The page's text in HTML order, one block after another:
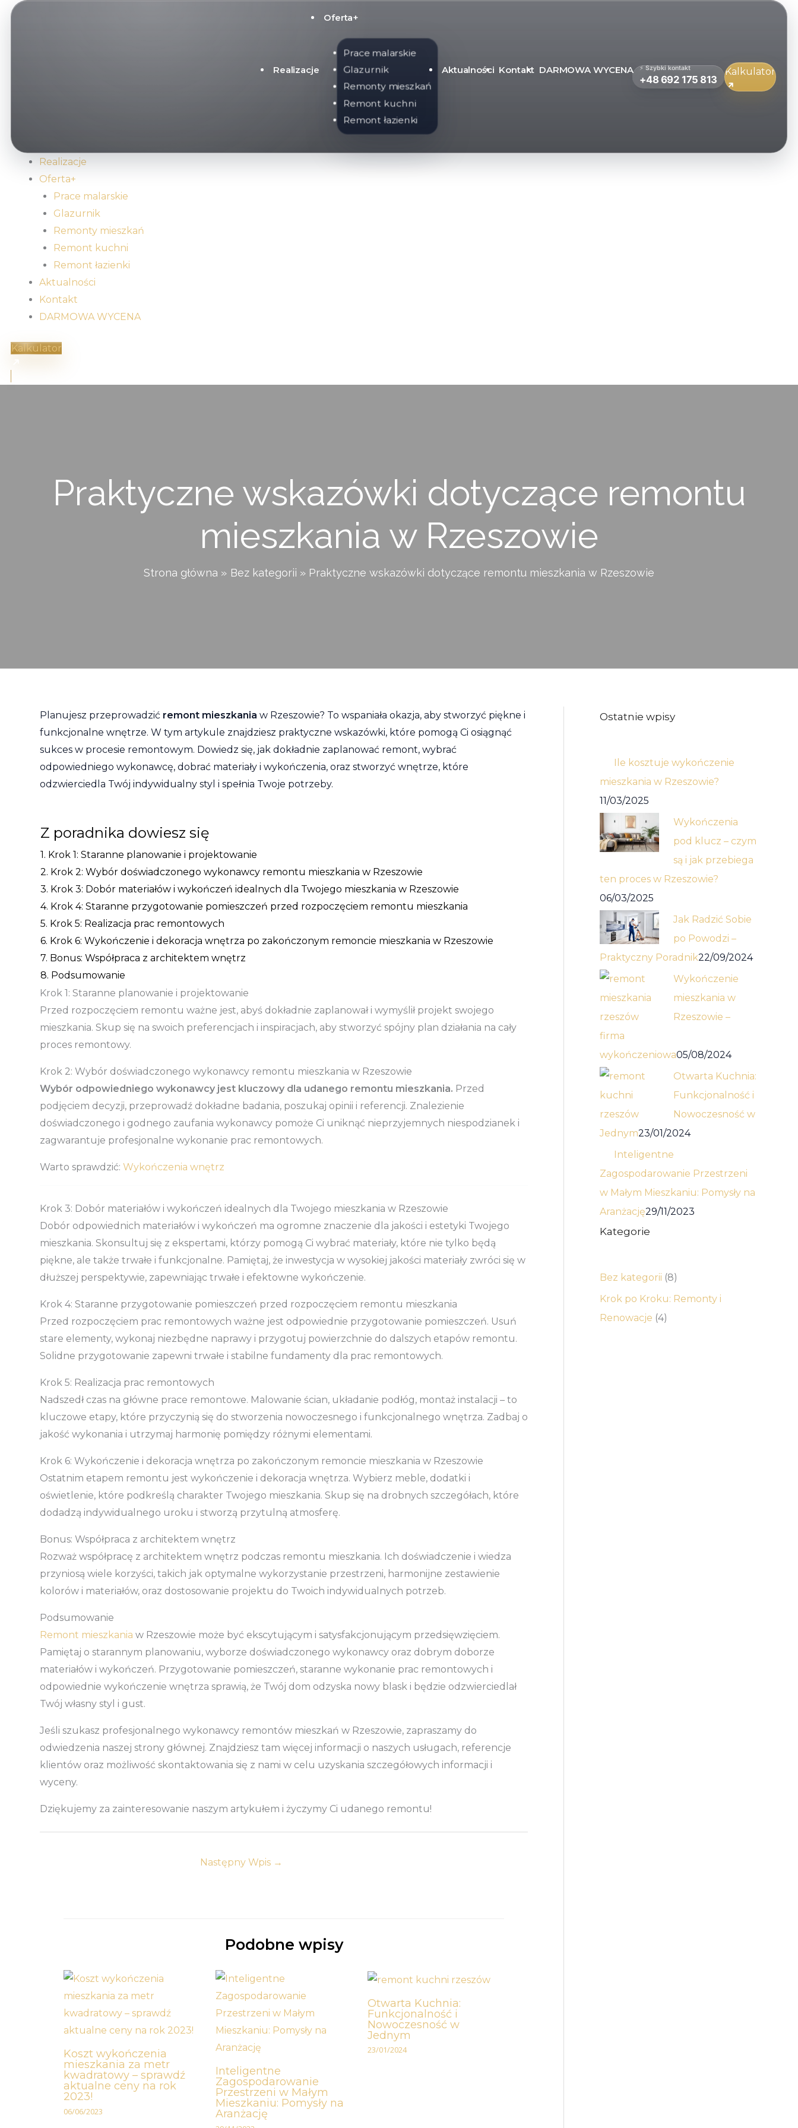
Realizacje
Oferta+
Prace malarskie
Glazurnik
Remonty mieszkań
Remont kuchni
Remont łazienki
Aktualności Kontakt DARMOWA WYCENA ⚡ Szybki kontakt
+48 692 175 813
Kalkulator
Realizacje
Oferta+
Prace malarskie
Glazurnik
Remonty mieszkań
Remont kuchni
Remont łazienki
Aktualności
Kontakt
DARMOWA WYCENA
Kalkulator
Przejdź
Praktyczne wskazówki dotyczące remontu
mieszkania w Rzeszowie
Strona główna Bez kategorii Praktyczne wskazówki dotyczące remontu mieszkania w Rzeszowie
Planujesz przeprowadzić remont mieszkania w Rzeszowie? To wspaniała okazja, aby stworzyć piękne i
funkcjonalne wnętrze. W tym artykule znajdziesz praktyczne wskazówki, które pomogą Ci osiągnąć
sukces w procesie remontowym. Dowiedz się, jak dokładnie zaplanować remont, wybrać
odpowiedniego wykonawcę, dobrać materiały i wykończenia, oraz stworzyć wnętrze, które
odzwierciedla Twój indywidualny styl i spełnia Twoje potrzeby.
Z poradnika dowiesz się
1. Krok 1: Staranne planowanie i projektowanie
2. Krok 2: Wybór doświadczonego wykonawcy remontu mieszkania w Rzeszowie
3. Krok 3: Dobór materiałów i wykończeń idealnych dla Twojego mieszkania w Rzeszowie
4. Krok 4: Staranne przygotowanie pomieszczeń przed rozpoczęciem remontu mieszkania
5. Krok 5: Realizacja prac remontowych
6. Krok 6: Wykończenie i dekoracja wnętrza po zakończonym remoncie mieszkania w Rzeszowie
7. Bonus: Współpraca z architektem wnętrz
8. Podsumowanie
Krok 1: Staranne planowanie i projektowanie
Przed rozpoczęciem remontu ważne jest, abyś dokładnie zaplanował i wymyślił projekt swojego
mieszkania. Skup się na swoich preferencjach i inspiracjach, aby stworzyć spójny plan działania na cały
proces remontowy.
Krok 2: Wybór doświadczonego wykonawcy remontu mieszkania w Rzeszowie
Wybór odpowiedniego wykonawcy jest kluczowy dla udanego remontu mieszkania. Przed
podjęciem decyzji, przeprowadź dokładne badania, poszukaj opinii i referencji. Znalezienie
doświadczonego i godnego zaufania wykonawcy pomoże Ci uniknąć nieprzyjemnych niespodzianek i
zagwarantuje profesjonalne wykonanie prac remontowych.
Warto sprawdzić: Wykończenia wnętrz
Krok 3: Dobór materiałów i wykończeń idealnych dla Twojego mieszkania w Rzeszowie
Dobór odpowiednich materiałów i wykończeń ma ogromne znaczenie dla jakości i estetyki Twojego
mieszkania. Skonsultuj się z ekspertami, którzy pomogą Ci wybrać materiały, które nie tylko będą
piękne, ale także trwałe i funkcjonalne. Pamiętaj, że inwestycja w wysokiej jakości materiały zwróci się w
dłuższej perspektywie, zapewniając trwałe i efektowne wykończenie.
Krok 4: Staranne przygotowanie pomieszczeń przed rozpoczęciem remontu mieszkania
Przed rozpoczęciem prac remontowych ważne jest odpowiednie przygotowanie pomieszczeń. Usuń
stare elementy, wykonaj niezbędne naprawy i przygotuj powierzchnie do dalszych etapów remontu.
Solidne przygotowanie zapewni trwałe i stabilne fundamenty dla prac remontowych.
Krok 5: Realizacja prac remontowych
Nadszedł czas na główne prace remontowe. Malowanie ścian, układanie podłóg, montaż instalacji – to
kluczowe etapy, które przyczynią się do stworzenia nowoczesnego i funkcjonalnego wnętrza. Zadbaj o
jakość wykonania i utrzymaj harmonię pomiędzy różnymi elementami.
Krok 6: Wykończenie i dekoracja wnętrza po zakończonym remoncie mieszkania w Rzeszowie
Ostatnim etapem remontu jest wykończenie i dekoracja wnętrza. Wybierz meble, dodatki i
oświetlenie, które podkreślą charakter Twojego mieszkania. Skup się na drobnych szczegółach, które
dodadzą indywidualnego uroku i stworzą przytulną atmosferę.
Bonus: Współpraca z architektem wnętrz
Rozważ współpracę z architektem wnętrz podczas remontu mieszkania. Ich doświadczenie i wiedza
przyniosą wiele korzyści, takich jak optymalne wykorzystanie przestrzeni, harmonijne zestawienie
kolorów i materiałów, oraz dostosowanie projektu do Twoich indywidualnych potrzeb.
Podsumowanie
Remont mieszkania w Rzeszowie może być ekscytującym i satysfakcjonującym przedsięwzięciem.
Pamiętaj o starannym planowaniu, wyborze doświadczonego wykonawcy oraz dobrym doborze
materiałów i wykończeń. Przygotowanie pomieszczeń, staranne wykonanie prac remontowych i
odpowiednie wykończenie wnętrza sprawią, że Twój dom odzyska nowy blask i będzie odzwierciedlał
Twój własny styl i gust.
Jeśli szukasz profesjonalnego wykonawcy remontów mieszkań w Rzeszowie, zapraszamy do
odwiedzenia naszej strony głównej. Znajdziesz tam więcej informacji o naszych usługach, referencje
klientów oraz możliwość skontaktowania się z nami w celu uzyskania szczegółowych informacji i
wyceny.
Dziękujemy za zainteresowanie naszym artykułem i życzymy Ci udanego remontu!
Następny Wpis →
Podobne wpisy
Koszt wykończenia
mieszkania za metr
kwadratowy – sprawdź
aktualne ceny na rok
2023!
06/06/2023
Inteligentne
Zagospodarowanie
Przestrzeni w Małym
Mieszkaniu: Pomysły na
Aranżację
Otwarta Kuchnia:
Funkcjonalność i
Nowoczesność w
Jednym
23/01/2024
Ostatnie wpisy
Ile kosztuje wykończenie
mieszkania w Rzeszowie?
11/03/2025
Wykończenia
pod klucz – czym
są i jak przebiega
ten proces w Rzeszowie?
06/03/2025
Jak Radzić Sobie
po Powodzi –
Praktyczny Poradnik22/09/2024
Wykończenie
mieszkania w
Rzeszowie –
firma
wykończeniowa05/08/2024
Otwarta Kuchnia:
Funkcjonalność i
Nowoczesność w
Jednym23/01/2024
Inteligentne
Zagospodarowanie Przestrzeni
w Małym Mieszkaniu: Pomysły na
Aranżację29/11/2023
Kategorie
Bez kategorii (8)
Krok po Kroku: Remonty i
Renowacje (4)